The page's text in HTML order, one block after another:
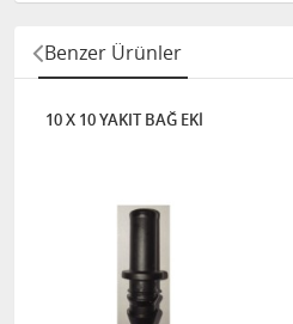
Benzer Ürünler
10 X 10 YAKIT BAĞ EKİ